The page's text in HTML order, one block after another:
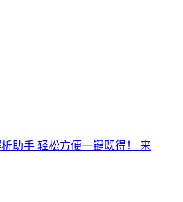
助手 轻松方便一键既得！ 来